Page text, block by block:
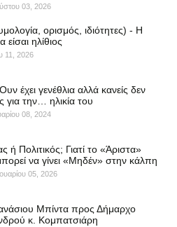
03, 2026
ορισμός, ιδιότητες) - Η
είσαι ηλίθιος
11, 2026
έχει γενέθλια αλλά κανείς δεν
για την… ηλικία του
08, 2024
ή Πολιτικός; Γιατί το «Άριστα»
να γίνει «Μηδέν» στην κάλπη
05, 2026
Μπίντα προς Δήμαρχο
κ. Κομπατσιάρη